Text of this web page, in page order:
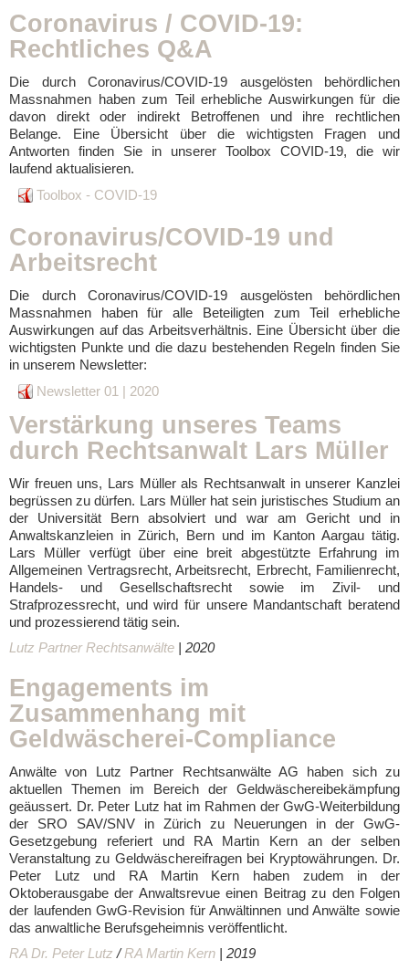
Coronavirus / COVID-19:
Rechtliches Q&A
Die durch Coronavirus/COVID-19 ausgelösten behördlichen
Massnahmen haben zum Teil erhebliche Auswirkungen für die
davon direkt oder indirekt Betroffenen und ihre rechtlichen
Belange. Eine Übersicht über die wichtigsten Fragen und
Antworten finden Sie in unserer Toolbox COVID-19, die wir
laufend aktualisieren.
Toolbox - COVID-19
Coronavirus/COVID-19 und
Arbeitsrecht
Die durch Coronavirus/COVID-19 ausgelösten behördlichen
Massnahmen haben für alle Beteiligten zum Teil erhebliche
Auswirkungen auf das Arbeitsverhältnis. Eine Übersicht über die
wichtigsten Punkte und die dazu bestehenden Regeln finden Sie
in unserem Newsletter:
Newsletter 01 | 2020
Verstärkung unseres Teams
durch Rechtsanwalt Lars Müller
Wir freuen uns, Lars Müller als Rechtsanwalt in unserer Kanzlei
begrüssen zu dürfen. Lars Müller hat sein juristisches Studium an
der Universität Bern absolviert und war am Gericht und in
Anwaltskanzleien in Zürich, Bern und im Kanton Aargau tätig.
Lars Müller verfügt über eine breit abgestützte Erfahrung im
Allgemeinen Vertragsrecht, Arbeitsrecht, Erbrecht, Familienrecht,
Handels- und Gesellschaftsrecht sowie im Zivil- und
Strafprozessrecht, und wird für unsere Mandantschaft beratend
und prozessierend tätig sein.
Lutz Partner Rechtsanwälte | 2020
Engagements im
Zusammenhang mit
Geldwäscherei-Compliance
Anwälte von Lutz Partner Rechtsanwälte AG haben sich zu
aktuellen Themen im Bereich der Geldwäschereibekämpfung
geäussert. Dr. Peter Lutz hat im Rahmen der GwG-Weiterbildung
der SRO SAV/SNV in Zürich zu Neuerungen in der GwG-
Gesetzgebung referiert und RA Martin Kern an der selben
Veranstaltung zu Geldwäschereifragen bei Kryptowährungen. Dr.
Peter Lutz und RA Martin Kern haben zudem in der
Oktoberausgabe der Anwaltsrevue einen Beitrag zu den Folgen
der laufenden GwG-Revision für Anwältinnen und Anwälte sowie
das anwaltliche Berufsgeheimnis veröffentlicht.
RA Dr. Peter Lutz /RA Martin Kern | 2019